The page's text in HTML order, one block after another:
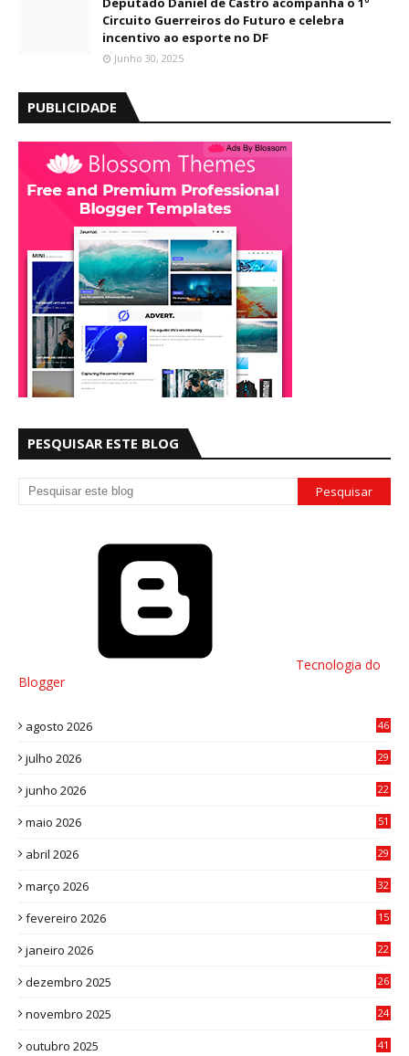
Circuito Guerreiros do Futuro e celebra
incentivo ao esporte no DF
Junho 30, 2025
PUBLICIDADE
PESQUISAR ESTE BLOG
Tecnologia do
Blogger
agosto 2026 46
julho 2026
29
junho 2026
22
maio 2026
51
abril 2026
29
março 2026
32
fevereiro 2026
15
janeiro 2026
22
dezembro 2025
26
novembro 2025
24
outubro 2025
41